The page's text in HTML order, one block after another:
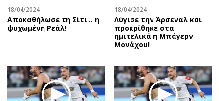
Πολιτική
Βουλευτικές 2026
Δημοσκοπήσεις
Διπλωματία
Υγεία
Αγγελίες
Ενοικιάζονται
Ζητούν εργασία
Θέσεις εργασίας
18/04/2024
Αποκαθήλωσε τη Σίτι... η
ψυχωμένη Ρεάλ!
18/04/2024
Λύγισε την Άρσεναλ και
προκρίθηκε στα
ημιτελικά η Μπάγερν
Μονάχου!